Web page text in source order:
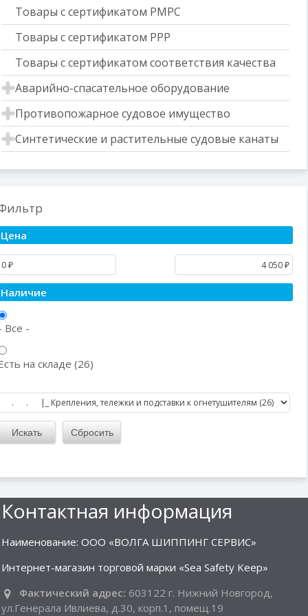
Товары с сертификатом РМРС
Товары с сертификатом РРР
Товары с сертификатом соответствия качества
Аварийно-спасательное оборудование
Противопожарное судовое имущество
Синтетические и растительные судовые канаты
Цена
Наличие
Все -
на складе (26)
Контактная информация
Наименование: ООО «ВОЛГА ШИППИНГ СЕРВИС»
Интернет-магазин торговой марки «Sea Safety Keep»
Фактический адрес: 603122 г. Нижний Новгород,
ул.Генерала Ивлиева, д.30, корп.1, помещ.19